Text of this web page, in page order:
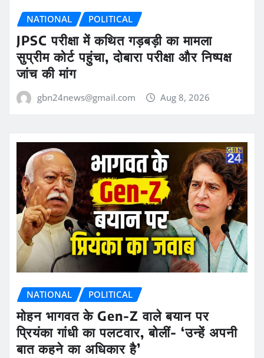
NATIONAL POLITICAL
JPSC परीक्षा में कथित गड़बड़ी का मामला
सुप्रीम कोर्ट पहुंचा, दोबारा परीक्षा और निष्पक्ष
जांच की मांग
gbn24news@gmail.com Aug 8, 2026
NATIONAL POLITICAL
मोहन भागवत के Gen-Z वाले बयान पर
प्रियंका गांधी का पलटवार, बोलीं- ‘उन्हें अपनी
बात कहने का अधिकार है’